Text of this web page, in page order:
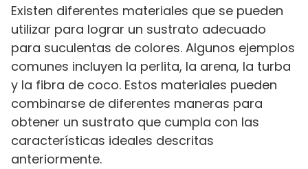
Existen diferentes materiales que se pueden
utilizar para lograr un sustrato adecuado
para suculentas de colores. Algunos ejemplos
comunes incluyen la perlita, la arena, la turba
y la fibra de coco. Estos materiales pueden
combinarse de diferentes maneras para
obtener un sustrato que cumpla con las
características ideales descritas
anteriormente.